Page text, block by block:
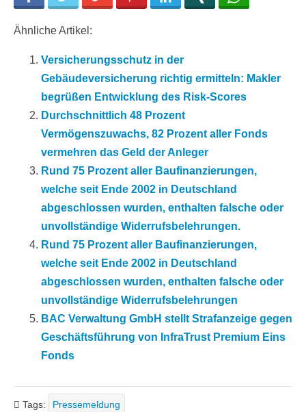
Ähnliche Artikel:
Versicherungsschutz in der
Gebäudeversicherung richtig ermitteln: Makler
begrüßen Entwicklung des Risk-Scores
Durchschnittlich 48 Prozent
Vermögenszuwachs, 82 Prozent aller Fonds
vermehren das Geld der Anleger
Rund 75 Prozent aller Baufinanzierungen,
welche seit Ende 2002 in Deutschland
abgeschlossen wurden, enthalten falsche oder
unvollständige Widerrufsbelehrungen.
Rund 75 Prozent aller Baufinanzierungen,
welche seit Ende 2002 in Deutschland
abgeschlossen wurden, enthalten falsche oder
unvollständige Widerrufsbelehrungen
BAC Verwaltung GmbH stellt Strafanzeige gegen
Geschäftsführung von InfraTrust Premium Eins
Fonds
Tags: Pressemeldung